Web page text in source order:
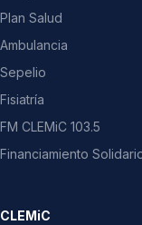
Plan Salud
Ambulancia
Sepelio
Fisiatría
FM CLEMiC 103.5
Financiamiento
CLEMiC